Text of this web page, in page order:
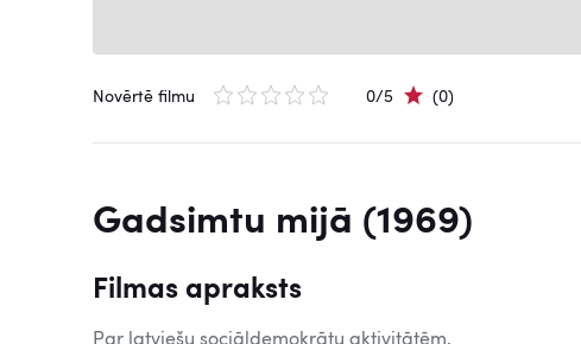
Novērtē filmu 0/5 (0)
Gadsimtu mijā (1969)
Filmas apraksts